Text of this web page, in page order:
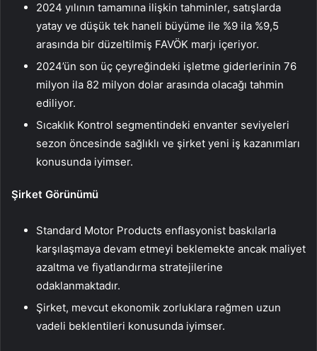
2024 yılının tamamına ilişkin tahminler, satışlarda
yatay ve düşük tek haneli büyüme ile %9 ila %9,5
arasında bir düzeltilmiş FAVÖK marjı içeriyor.
2024’ün son üç çeyreğindeki işletme giderlerinin 76
milyon ila 82 milyon dolar arasında olacağı tahmin
ediliyor.
Sıcaklık Kontrol segmentindeki envanter seviyeleri
sezon öncesinde sağlıklı ve şirket yeni iş kazanımları
konusunda iyimser.
Şirket Görünümü
Standard Motor Products enflasyonist baskılarla
karşılaşmaya devam etmeyi beklemekte ancak maliyet
azaltma ve fiyatlandırma stratejilerine
odaklanmaktadır.
Şirket, mevcut ekonomik zorluklara rağmen uzun
vadeli beklentileri konusunda iyimser.